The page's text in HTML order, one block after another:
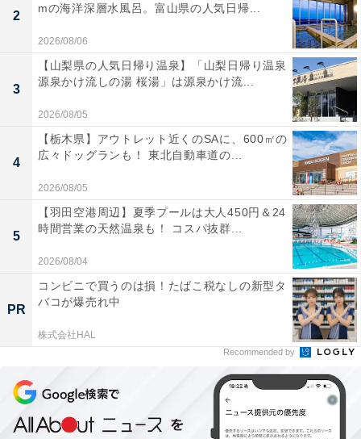
2
mの海洋深層水風呂。富山県の人気日帰...
2026/08/06
3
【山梨県の人気日帰り温泉】「山梨日帰り温泉
源泉かけ流しの湯 桜湯」は源泉かけ流...
2026/08/05
4
【栃木県】アウトレット近くのSAに、600㎡の
広々ドッグランも！ 東北自動車道の...
2026/08/05
5
【羽田空港周辺】夏季プールは大人450円＆24
時間営業の天然温泉も！ コスパ抜群...
2026/08/04
PR
コンビニで買うのは損！たばこ税なしの新型タ
バコが爆売れ中
株式会社HAL
Recommended by